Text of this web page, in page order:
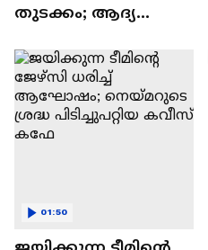
തുടക്കം; ആദ്യ
ഫ്രാൻസ്
മൊറോക്കോയെ
നേരിടും
01:50